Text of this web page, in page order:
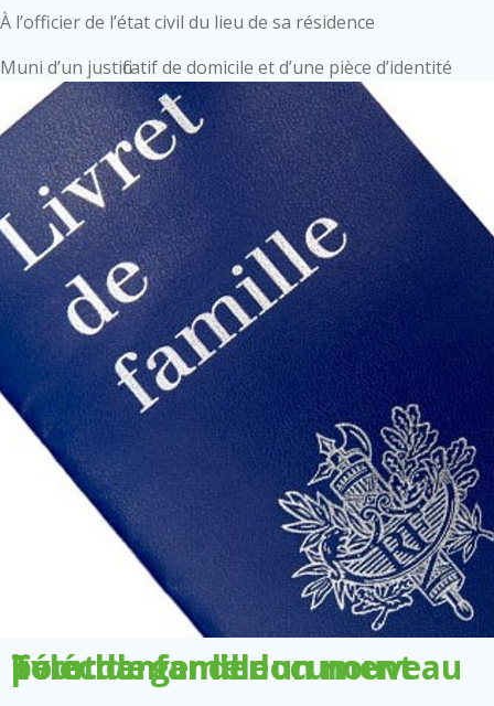
À l’officier de l’état civil du lieu de sa résidence
Muni d’un justificatif de domicile et d’une pièce d’identité
Télécharger le document pour demander un nouveau livret de famille